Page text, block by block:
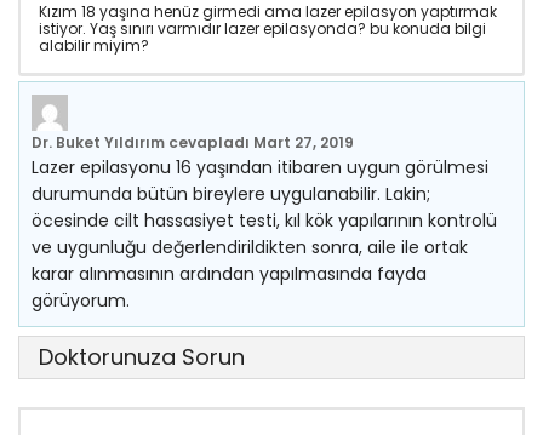
Kızım 18 yaşına henüz girmedi ama lazer epilasyon yaptırmak
istiyor. Yaş sınırı varmıdır lazer epilasyonda? bu konuda bilgi
alabilir miyim?
Dr. Buket Yıldırım cevapladı Mart 27, 2019
Lazer epilasyonu 16 yaşından itibaren uygun görülmesi
durumunda bütün bireylere uygulanabilir. Lakin;
öcesinde cilt hassasiyet testi, kıl kök yapılarının kontrolü
ve uygunluğu değerlendirildikten sonra, aile ile ortak
karar alınmasının ardından yapılmasında fayda
görüyorum.
Doktorunuza Sorun